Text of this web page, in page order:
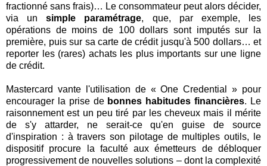
fractionné sans frais)… Le consommateur peut alors décider,
via unsimple paramétrage, que, par exemple, les
opérations de moins de 100 dollars sont imputés sur la
première, puis sur sa carte de crédit jusqu'à 500 dollars… et
reporter les (rares) achats les plus importants sur une ligne
de crédit.
Mastercard vante l'utilisation de « One Credential » pour
encourager la prise de bonnes habitudes financières. Le
raisonnement est un peu tiré par les cheveux mais il mérite
de s'y attarder, ne serait-ce qu'en guise de source
d'inspiration : à travers son pilotage de multiples outils, le
dispositif procure la faculté aux émetteurs de débloquer
progressivement de nouvelles solutions – dont la complexité